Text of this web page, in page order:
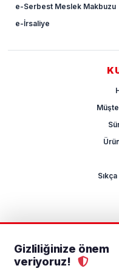
Gizliliğinize önem
veriyoruz!
e-Serbest Meslek Makbuzu
e-İrsaliye
KVKKGizlilik Politikası